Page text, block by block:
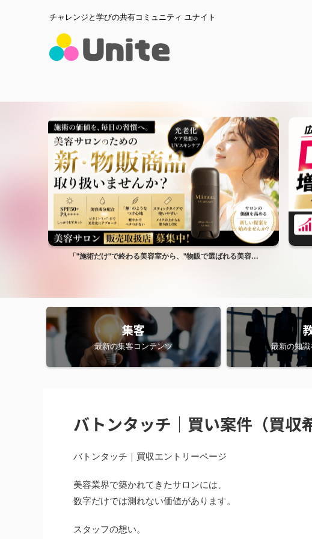
チャレンジと学びの共有コミュニティ ユナイト
「"施術だけ"で終わる美容室から、"物販で選ばれる美容...
集客
最新の集客コンテンツ 最新の知
バトンタッチ｜買い案件（買収
バトンタッチ｜買収エントリーページ
美容業界で築かれてきたサロンには、
数字だけでは測れない価値があります。
スタッフの想い。